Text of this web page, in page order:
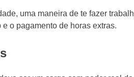
uma maneira de te fazer
o pagamento de horas extras.